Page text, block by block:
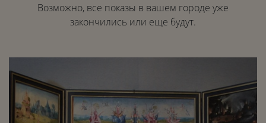
Возможно, все показы в вашем городе уже
закончились или еще будут.